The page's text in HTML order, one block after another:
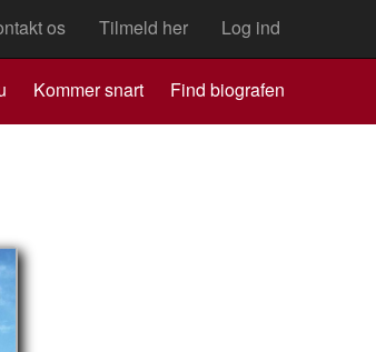
os Tilmeld her Log ind
Kommer snart Find biografen